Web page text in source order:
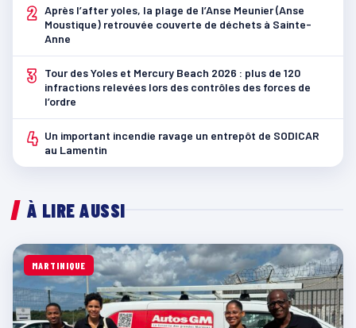
2 Après l’after yoles, la plage de l’Anse Meunier (Anse
Moustique) retrouvée couverte de déchets à Sainte-
Anne
3
Tour des Yoles et Mercury Beach 2026 : plus de 120
infractions relevées lors des contrôles des forces de
l’ordre
4 Un important incendie ravage un entrepôt de SODICAR
au Lamentin
À LIRE AUSSI
MARTINIQUE